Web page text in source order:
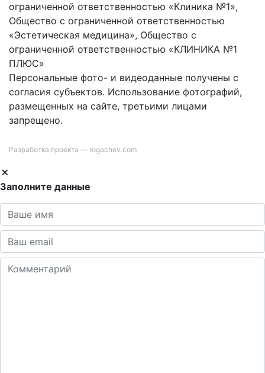
ограниченной ответственностью «Клиника №1»,
Общество с ограниченной ответственностью
«Эстетическая медицина», Общество с
ограниченной ответственностью «КЛИНИКА №1
ПЛЮС»
Персональные фото- и видеоданные получены с
согласия субъектов. Использование фотографий,
размещенных на сайте, третьими лицами
запрещено.
Разработка проекта — rogachev.com
Заполните данные